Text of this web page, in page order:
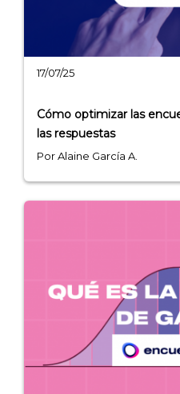
17/07/25
Cómo optimizar las
las respuestas
Por Alaine García A.